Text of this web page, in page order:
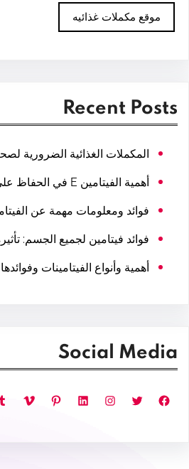
موقع مكملات غذائيه
Recent Posts
المكملات الغذائية الضرورية
أهمية الفيتامين E في الحفاظ على صحة الجسم
فوائد ومعلومات مهمة عن
فوائد فيتامين لجميع الجسم:
أهمية وأنواع الفيتامينات
Social Media
فيسبوك تويتر إنستجرام لينكد إن بينتريست فيميو تمبلر